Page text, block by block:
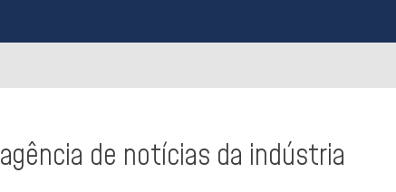
agência de notícias da indústria